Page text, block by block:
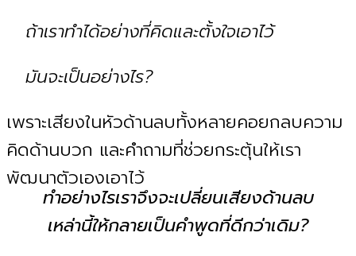
ถ้าเราทำได้อย่างที่คิดและตั้งใจเอาไว้
มันจะเป็นอย่างไร?
เพราะเสียงในหัวด้านลบทั้งหลายคอยกลบความ
คิดด้านบวก และคำถามที่ช่วยกระตุ้นให้เรา
พัฒนาตัวเองเอาไว้
ทำอย่างไรเราจึงจะเปลี่ยนเสียงด้านลบ
เหล่านี้ให้กลายเป็นคำพูดที่ดีกว่าเดิม?